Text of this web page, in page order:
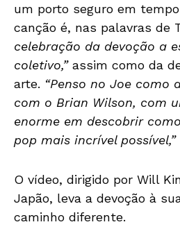
um porto seguro em
canção é, nas palavras de
celebração da devoção a
coletivo,” assim como da
arte. “Penso no Joe como
com o Brian Wilson, com
enorme em descobrir
pop mais incrível possível,”
O vídeo, dirigido por Will
Japão, leva a devoção à
caminho diferente.